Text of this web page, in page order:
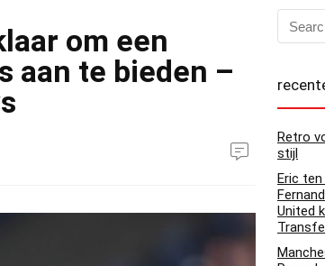
om een
aan te bieden –
Retro
stijl
Eric
United